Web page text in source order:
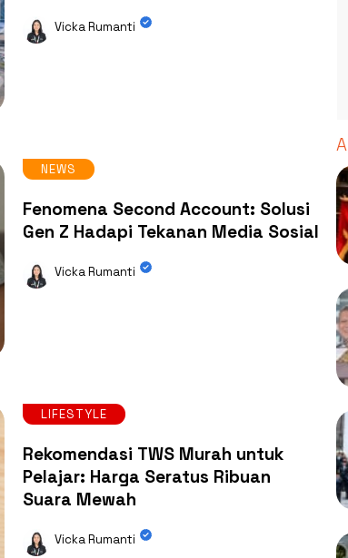
Vicka Rumanti
NEWS
Fenomena Second Account: Solusi
Gen Z Hadapi Tekanan Media Sosial
Vicka Rumanti
LIFESTYLE
Rekomendasi TWS Murah untuk
Pelajar: Harga Seratus Ribuan
Suara Mewah
Vicka Rumanti